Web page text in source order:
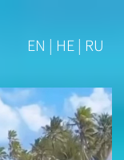
EN | HE | RU